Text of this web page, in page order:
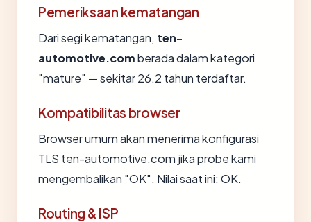
Pemeriksaan kematangan
Dari segi kematangan, ten-
automotive.comberada dalam kategori
"mature" — sekitar 26.2 tahun terdaftar.
Kompatibilitas browser
Browser umum akan menerima konfigurasi
TLS ten-automotive.com jika probe kami
mengembalikan "OK". Nilai saat ini: OK.
Routing & ISP